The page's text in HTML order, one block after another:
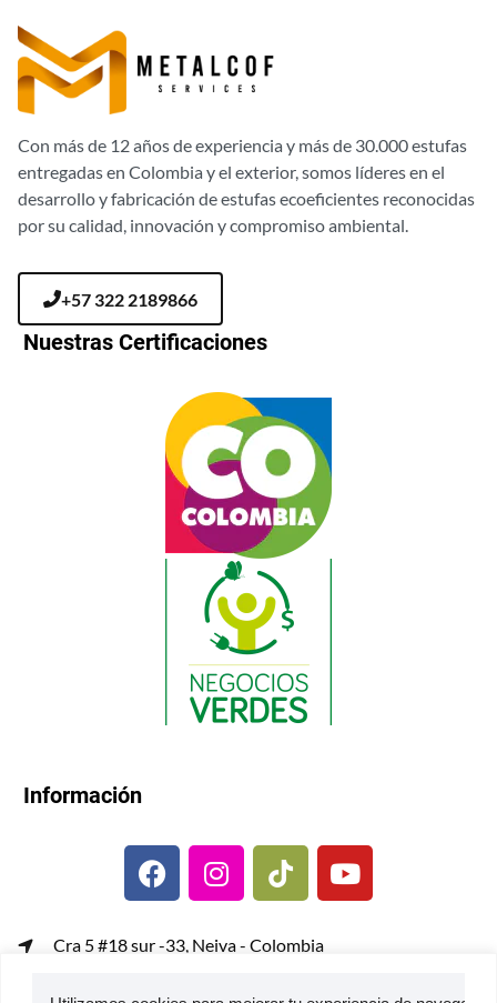
Con más de 12 años de experiencia y más de 30.000 estufas
entregadas en Colombia y el exterior, somos líderes en el
desarrollo y fabricación de estufas ecoeficientes reconocidas
por su calidad, innovación y compromiso ambiental.
+57 322 2189866
Nuestras Certificaciones
Información
Cra 5 #18 sur -33, Neiva - Colombia